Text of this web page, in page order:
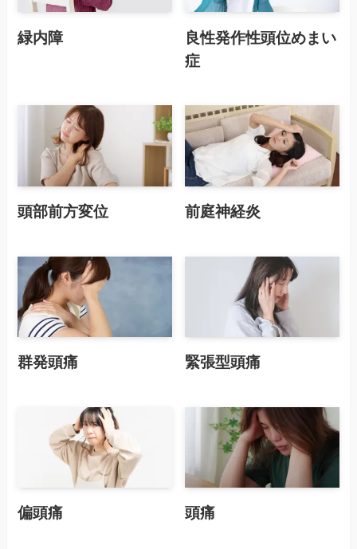
緑内障
良性発作性頭位めまい
症
頭部前方変位 前庭神経炎
群発頭痛 緊張型頭痛
偏頭痛 頭痛